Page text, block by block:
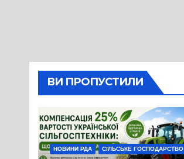
ВИ ПРОПУСТИЛИ
НОВИНИ РДА СІЛЬСЬКЕ ГОСПОДАРСТВО